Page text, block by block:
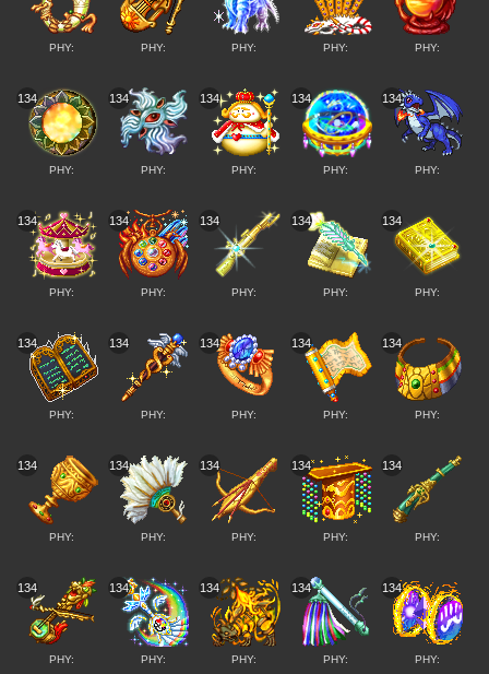
PHY: PHY: PHY: PHY: PHY:
134
PHY:
134
PHY:
134
PHY:
134
PHY:
134
PHY:
134
PHY:
134
PHY:
134
PHY:
134
PHY:
134
PHY:
134
PHY:
134
PHY:
134
PHY:
134
PHY:
134
PHY:
134
PHY:
134
PHY:
134
PHY:
134
PHY:
134
PHY:
134
PHY:
134
PHY:
134
PHY:
134
PHY:
134
PHY: